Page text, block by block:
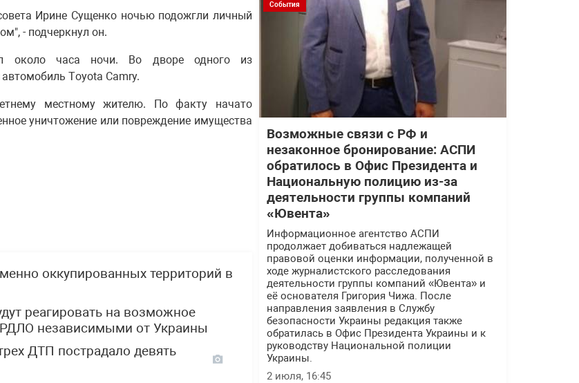
Ирине Сущенко ночью подожгли личный
- подчеркнул он.
около часа ночи. Во дворе одного из
Тoyota Camry.
местному жителю. По факту начато
уничтожение или повреждение имущества
оккупированных территорий в
реагировать на возможное
независимыми от Украины
ДТП пострадало девять
События
Возможные связи с РФ и
незаконное бронирование: АСПИ
обратилось в Офис Президента и
Национальную полицию из-за
деятельности группы компаний
«Ювента»
Информационное агентство АСПИ
продолжает добиваться надлежащей
правовой оценки информации, полученной в
ходе журналистского расследования
деятельности группы компаний «Ювента» и
её основателя Григория Чижа. После
направления заявления в Службу
безопасности Украины редакция также
обратилась в Офис Президента Украины и к
руководству Национальной полиции
Украины.
2 июля, 16:45